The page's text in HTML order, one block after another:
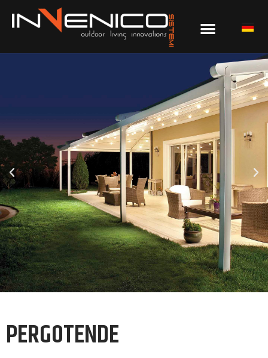
PERGOTENDE